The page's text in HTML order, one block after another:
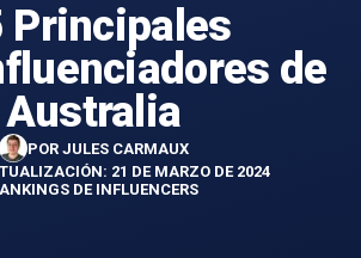
Principales
de
Australia
POR JULES CARMAUX
21 DE MARZO DE 2024
DE INFLUENCERS